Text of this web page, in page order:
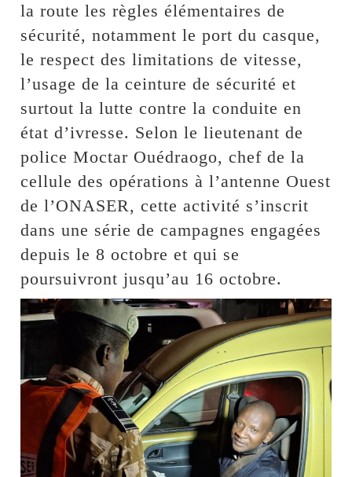
la route les règles élémentaires de
sécurité, notamment le port du casque,
le respect des limitations de vitesse,
l’usage de la ceinture de sécurité et
surtout la lutte contre la conduite en
état d’ivresse. Selon le lieutenant de
police Moctar Ouédraogo, chef de la
cellule des opérations à l’antenne Ouest
de l’ONASER, cette activité s’inscrit
dans une série de campagnes engagées
depuis le 8 octobre et qui se
poursuivront jusqu’au 16 octobre.